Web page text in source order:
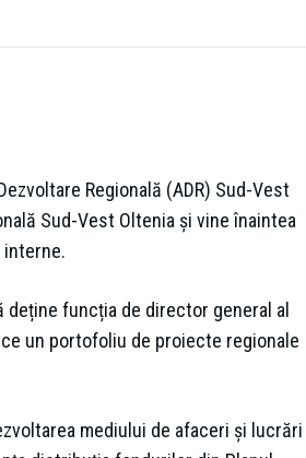
Regională (ADR) Sud-Vest
Sud-Vest Oltenia și vine înaintea
interne.
funcția de director general al
un portofoliu de proiecte regionale
mediului de afaceri și lucrări